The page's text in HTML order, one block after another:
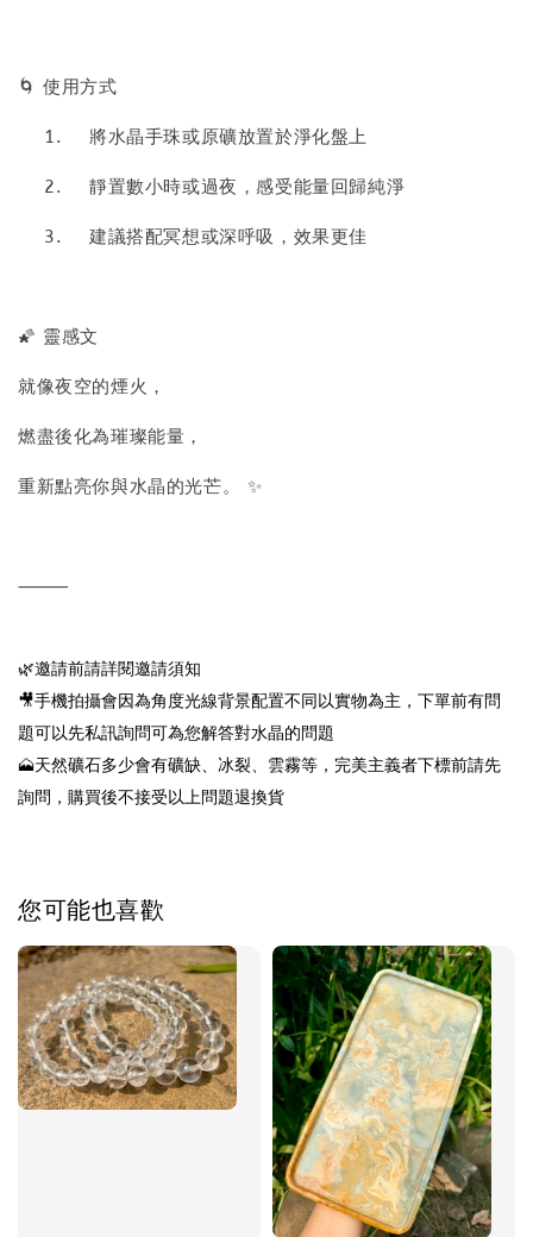
🌀 使用方式
1. 將水晶手珠或原礦放置於淨化盤上
2. 靜置數小時或過夜，感受能量回歸純淨
3. 建議搭配冥想或深呼吸，效果更佳
🌠 靈感文
就像夜空的煙火，
燃盡後化為璀璨能量，
重新點亮你與水晶的光芒。 ✨
⸻
🌿邀請前請詳閱邀請須知
🎥手機拍攝會因為角度光線背景配置不同以實物為主，下單前有問
題可以先私訊詢問可為您解答對水晶的問題
🗻天然礦石多少會有礦缺、冰裂、雲霧等，完美主義者下標前請先
詢問，購買後不接受以上問題退換貨
您可能也喜歡